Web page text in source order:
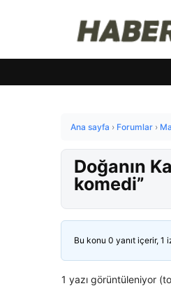
Ana sayfa › Forumlar ›
Doğanın
komedi”
Bu konu 0 yanıt içerir, 1
1 yazı görüntüleniyor